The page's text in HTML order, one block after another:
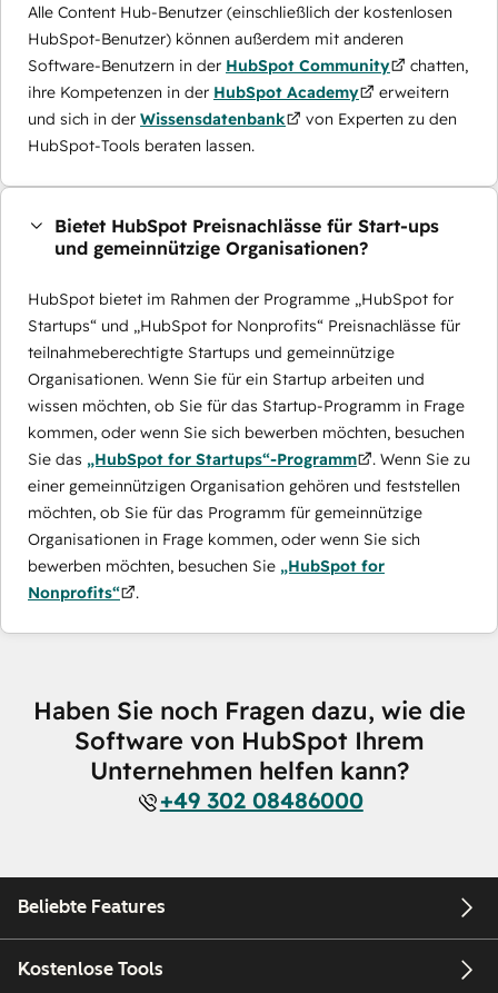
Alle Content Hub-Benutzer (einschließlich der kostenlosen
HubSpot-Benutzer) können außerdem mit anderen
Software-Benutzern in der HubSpot Community
chatten,
ihre Kompetenzen in der HubSpot Academy
erweitern
und sich in der Wissensdatenbank
von Experten zu den
HubSpot-Tools beraten lassen.
Bietet HubSpot Preisnachlässe für Start-ups
und gemeinnützige Organisationen?
HubSpot bietet im Rahmen der Programme „HubSpot for
Startups“ und „HubSpot for Nonprofits“ Preisnachlässe für
teilnahmeberechtigte Startups und gemeinnützige
Organisationen. Wenn Sie für ein Startup arbeiten und
wissen möchten, ob Sie für das Startup-Programm in Frage
kommen, oder wenn Sie sich bewerben möchten, besuchen
Sie das „HubSpot for Startups“-Programm
. Wenn Sie zu
einer gemeinnützigen Organisation gehören und feststellen
möchten, ob Sie für das Programm für gemeinnützige
Organisationen in Frage kommen, oder wenn Sie sich
bewerben möchten, besuchen Sie „HubSpot for
Nonprofits“
.
Haben Sie noch Fragen dazu, wie die
Software von HubSpot Ihrem
Unternehmen helfen kann?
+49 302 08486000
Beliebte Features
Kostenlose Tools